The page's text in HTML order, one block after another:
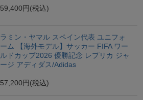
59,400円 (税込)
ラミン・ヤマル スペイン代表 ユニフォ
ーム 【海外モデル】サッカー FIFA ワー
ルドカップ2026 優勝記念 レプリカ ジャ
ージ アディダス/Adidas
57,200円 (税込)